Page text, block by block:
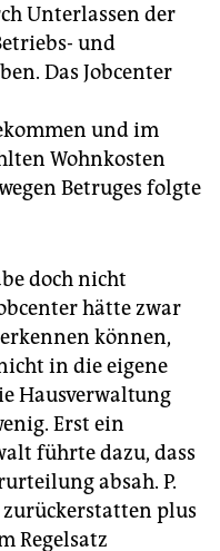
Unterlassen der
und
Das Jobcenter
und im
Wohnkosten
Betruges folgte
doch nicht
hätte zwar
können,
in die eigene
Hausverwaltung
Erst ein
führte dazu, dass
absah. P.
plus
Regelsatz